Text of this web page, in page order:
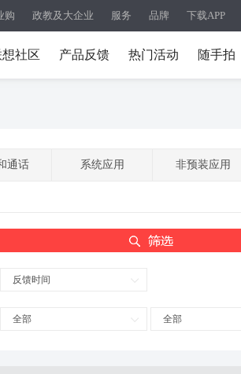
购 政教及大企业 服务 品牌 下载APP
社区 产品反馈 热门活动 随手拍
通话 系统应用 非预装应用
反馈时间
全部 全部